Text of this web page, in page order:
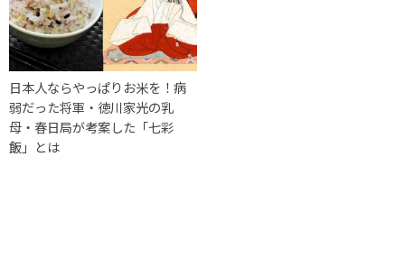
日本人ならやっぱりお米を！病
弱だった将軍・徳川家光の乳
母・春日局が考案した「七彩
飯」とは